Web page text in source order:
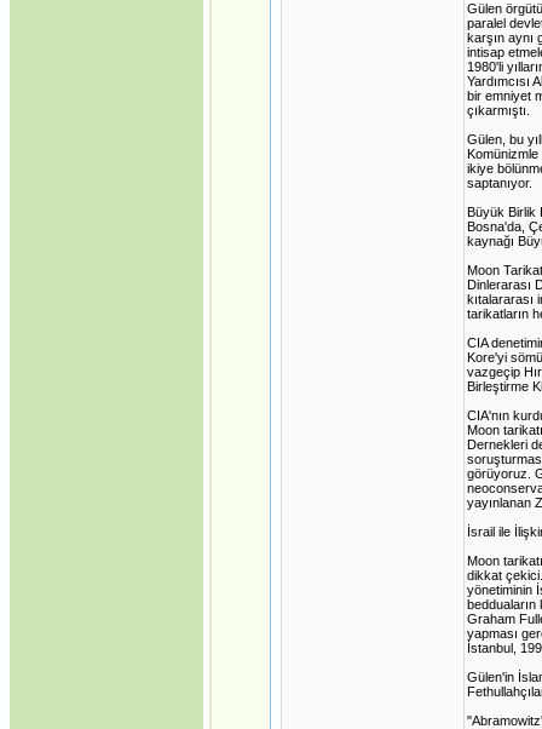
Gülen
paralel
karşın aynı
intisap
1980'li
Yardımcısı
bir emniyet
çıkarmıştı.
Gülen, bu
ikiye
saptanıyor.
Büyük Birlik
Bosna'da,
kaynağı
Moon
Dinlerarası
kıtalararası
tarikatların
CIA
Kore'yi
vazgeçip
Birleştirme
CIA'nın
Moon
Dernekleri
görüyoruz.
yayınlanan
İsrail ile
Moon
dikkat
yönetiminin
bedduaların
Graham
yapması
İstanbul,
Gülen'in